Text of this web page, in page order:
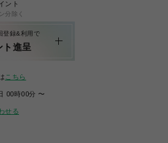
ント
分除く
登録&利用で
ト進呈
こちら
00時00分 〜
せる